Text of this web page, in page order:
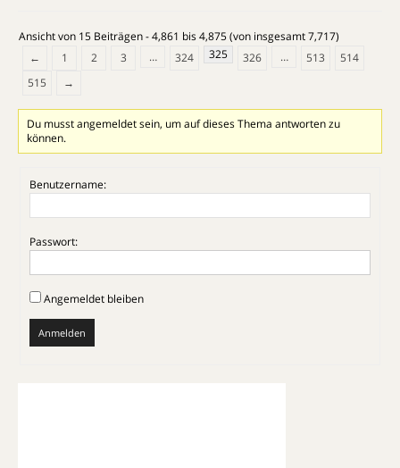
Ansicht von 15 Beiträgen - 4,861 bis 4,875 (von insgesamt 7,717)
←
1 2 3 … 324 325 326 … 513
514
515
→
Du musst angemeldet sein, um auf dieses Thema antworten zu
können.
Benutzername:
Passwort:
Angemeldet bleiben
Anmelden